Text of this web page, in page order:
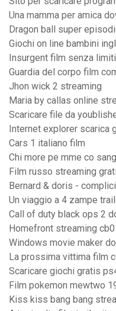
Una mamma per amica
Dragon ball super
Giochi on line bambini
Insurgent film senza
Guardia del corpo film
Jhon wick 2 streaming
Maria by callas online
Scaricare file da
Internet explorer scarica
Cars 1 italiano film
Chi more pe mme co sang
Film russo streaming
Bernard & doris -
Un viaggio a 4 zampe
Call of duty black ops 2
Homefront streaming
Windows movie maker
La prossima vittima film
Scaricare giochi gratis
Film pokemon mewtwo
Kiss kiss bang bang